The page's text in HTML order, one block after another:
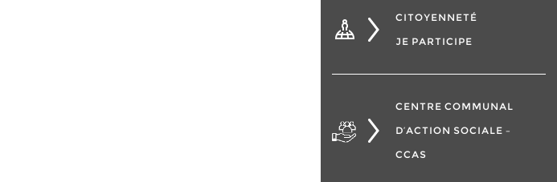
CITOYENNETÉ
JE PARTICIPE
CENTRE COMMUNAL
D’ACTION SOCIALE –
CCAS